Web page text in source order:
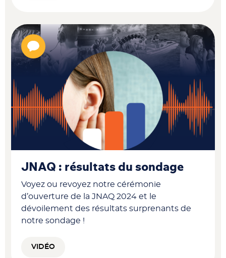
JNAQ : résultats du sondage
Voyez ou revoyez notre cérémonie
d’ouverture de la JNAQ 2024 et le
dévoilement des résultats surprenants de
notre sondage !
VIDÉO